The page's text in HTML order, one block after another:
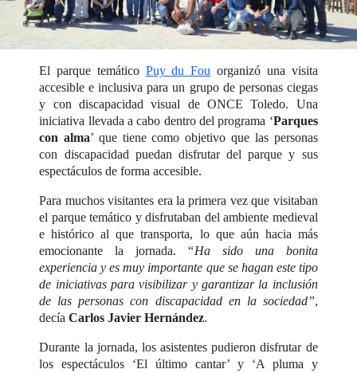
El parque temático Puy du Fou organizó una visita
accesible e inclusiva para un grupo de personas ciegas
y con discapacidad visual de ONCE Toledo. Una
iniciativa llevada a cabo dentro del programa ‘Parques
con alma’ que tiene como objetivo que las personas
con discapacidad puedan disfrutar del parque y sus
espectáculos de forma accesible.
Para muchos visitantes era la primera vez que visitaban
el parque temático y disfrutaban del ambiente medieval
e histórico al que transporta, lo que aún hacia más
emocionante la jornada. “Ha sido una bonita
experiencia y es muy importante que se hagan este tipo
de iniciativas para visibilizar y garantizar la inclusión
de las personas con discapacidad en la sociedad”,
decíaCarlos Javier Hernández.
Durante la jornada, los asistentes pudieron disfrutar de
los espectáculos ‘El último cantar’ y ‘A pluma y